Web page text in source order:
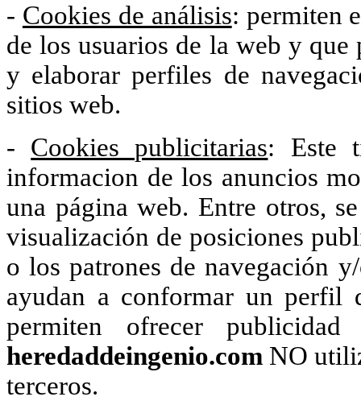
- Cookies de análisis: permiten
de los usuarios de la web y
y elaborar perfiles de
sitios web.
- Cookies publicitarias: Este
informacion de los anuncios
una página web. Entre otros,
visualización de posiciones
o los patrones de navegación
ayudan a conformar un perfil
permiten ofrecer
heredaddeingenio.com NO
terceros.